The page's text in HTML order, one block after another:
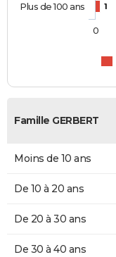
1
Plus de 100 ans
0
Famille GERBERT
Moins de 10 ans
De 10 à 20 ans
De 20 à 30 ans
De 30 à 40 ans